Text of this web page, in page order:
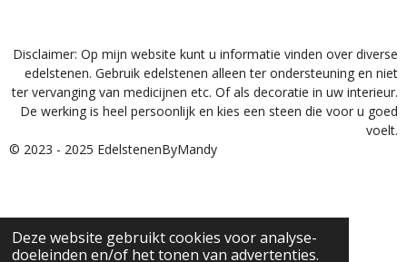
Deze website gebruikt cookies voor analyse-
doeleinden en/of het tonen van advertenties.
Disclaimer: Op mijn website kunt u informatie vinden over diverse
edelstenen. Gebruik edelstenen alleen ter ondersteuning en niet
ter vervanging van medicijnen etc. Of als decoratie in uw interieur.
De werking is heel persoonlijk en kies een steen die voor u goed
voelt.
© 2023 - 2025 EdelstenenByMandy